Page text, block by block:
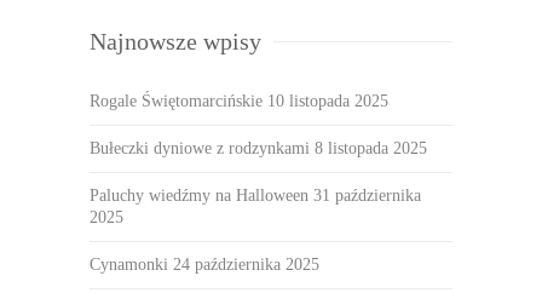
Najnowsze wpisy
Rogale Świętomarcińskie 10 listopada 2025
Bułeczki dyniowe z rodzynkami 8 listopada 2025
Paluchy wiedźmy na Halloween 31 października
2025
Cynamonki 24 października 2025